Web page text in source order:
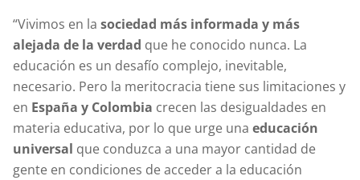
“Vivimos en la sociedad más informada y más
alejada de la verdad que he conocido nunca. La
educación es un desafío complejo, inevitable,
necesario. Pero la meritocracia tiene sus limitaciones y
en España y Colombia crecen las desigualdades en
materia educativa, por lo que urge una educación
universal que conduzca a una mayor cantidad de
gente en condiciones de acceder a la educación